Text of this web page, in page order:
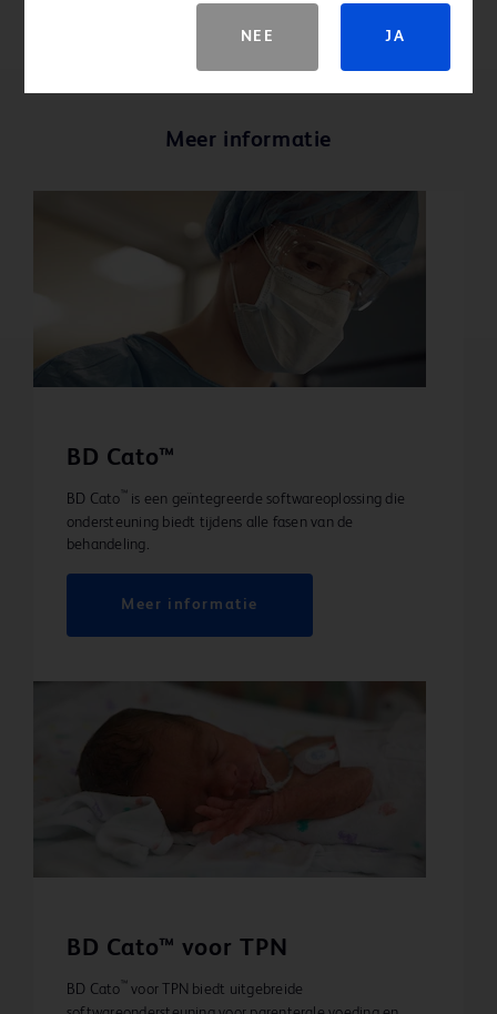
Meer informatie
BD Cato™
BD Cato ™ is een geïntegreerde softwareoplossing die
ondersteuning biedt tijdens alle fasen van de
behandeling.
Meer informatie
BD Cato™ voor TPN
BD Cato ™ voor TPN biedt uitgebreide
NEE JA